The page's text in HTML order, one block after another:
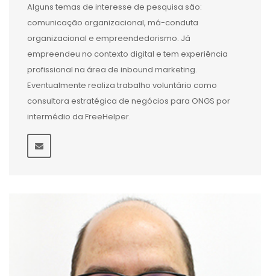
Alguns temas de interesse de pesquisa são:
comunicação organizacional, má-conduta
organizacional e empreendedorismo. Já
empreendeu no contexto digital e tem experiência
profissional na área de inbound marketing.
Eventualmente realiza trabalho voluntário como
consultora estratégica de negócios para ONGS por
intermédio da FreeHelper.